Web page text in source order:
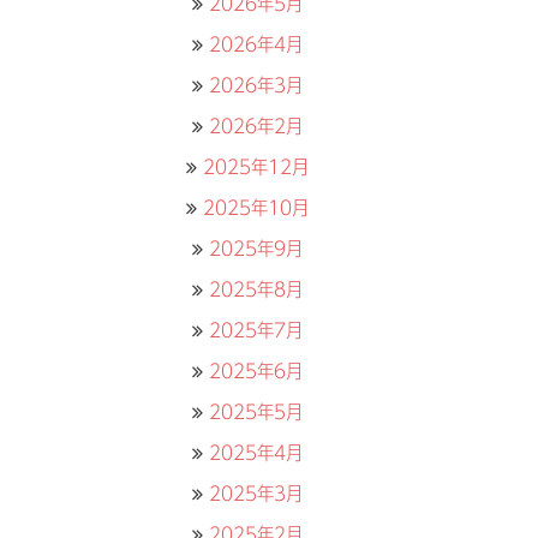
2026年4月
2026年3月
2026年2月
2025年12月
2025年10月
2025年9月
2025年8月
2025年7月
2025年6月
2025年5月
2025年4月
2025年3月